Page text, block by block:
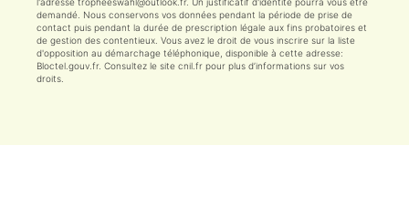
demandé. Nous conservons vos données pendant la période de prise de
contact puis pendant la durée de prescription légale aux fins probatoires et
de gestion des contentieux. Vous avez le droit de vous inscrire sur la liste
d'opposition au démarchage téléphonique, disponible à cette adresse:
Bloctel.gouv.fr. Consultez le site cnil.fr pour plus d’informations sur vos
droits.